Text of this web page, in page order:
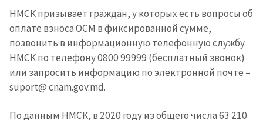
НМСК призывает граждан, у которых есть вопросы об
оплате взноса ОСМ в фиксированной сумме,
позвонить в информационную телефонную службу
НМСК по телефону 0800 99999 (бесплатный звонок)
или запросить информацию по электронной почте –
suport@ cnam.gov.md.
По данным НМСК, в 2020 году из общего числа 63 210
ОТПРАВИТЬ НОВОСТЬ